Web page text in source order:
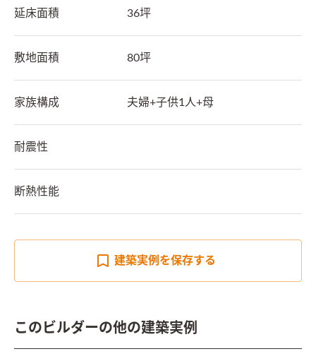
延床面積 36坪
敷地面積 80坪
家族構成 夫婦+子供1人+母
耐震性
断熱性能
建築実例を保存する
このビルダーの他の建築実例